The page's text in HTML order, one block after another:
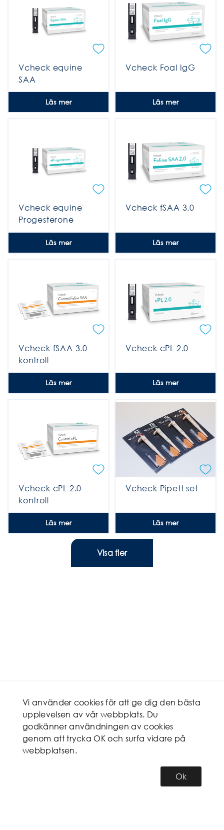
Vcheck equine
SAA
Läs mer
Vcheck Foal IgG
Läs mer
Vcheck equine
Progesterone
Läs mer
Vcheck fSAA 3.0
Läs mer
Vcheck fSAA 3.0
kontroll
Läs mer
Vcheck cPL 2.0
Läs mer
Vcheck cPL 2.0
kontroll
Läs mer
Vcheck Pipett set
Läs mer
Visa fler
Vi använder cookies för att ge dig den bästa
upplevelsen av vår webbplats. Du
godkänner användningen av cookies
genom att trycka OK och surfa vidare på
webbplatsen.
Ok